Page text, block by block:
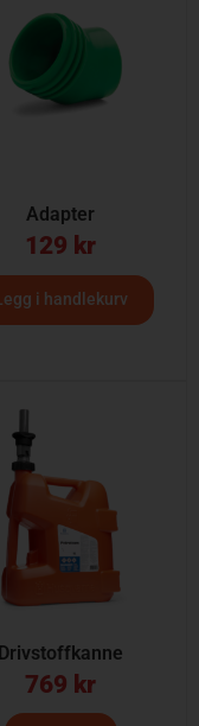
Adapter
129 kr
i handlekurv
Drivstoffkanne
769 kr